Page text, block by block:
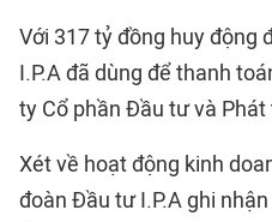
Với 317 tỷ đồng huy động
I.P.A đã dùng để thanh
ty Cổ phần Đầu tư và
Xét về hoạt động kinh
đoàn Đầu tư I.P.A ghi